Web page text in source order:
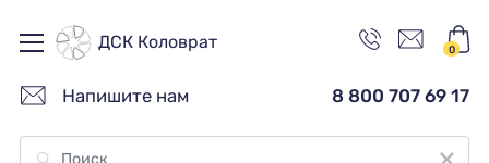
ДСК Коловрат 0
Напишите нам 8 800 707 69 17